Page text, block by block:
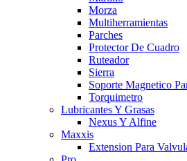
Morza
Multiherramientas
Parches
Protector De Cuadro
Ruteador
Sierra
Soporte Magnetico
Torquimetro
Lubricantes Y Grasas
Nexus Y Alfine
Maxxis
Extension Para